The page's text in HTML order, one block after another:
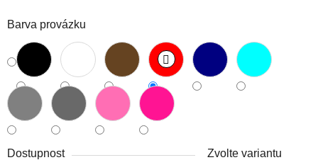
Barva provázku
Dostupnost
Zvolte variantu